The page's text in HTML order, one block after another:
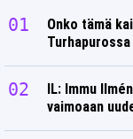
Onko tämä
IL: Immu
vaimoaan